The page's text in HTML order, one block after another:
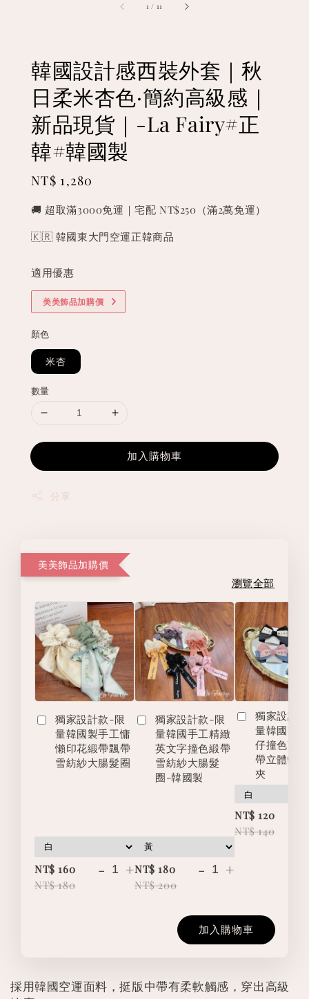
1 / 11
韓國設計感西裝外套｜秋
日柔米杏色·簡約高級感｜
新品現貨｜-La Fairy#正
韓#韓國製
Regular
NT$ 1,280
🚚 超取滿3000免運｜宅配 NT$250（滿2萬免運）
🇰🇷 韓國東大門空運正韓商品
適用優惠
美美飾品加購價
顏色
米杏
數量
加入購物車
分享
美美飾品加購價
瀏覽全部
獨家設計款-限
量韓國製手工慵
懶印花緞帶飄帶
雪紡紗大腸髮圈
NT$ 160
NT$ 180
- +
獨家設計款-限
量韓國手工精緻
英文字撞色緞帶
雪紡紗大腸髮
圈-韓國製
NT$ 180
NT$ 200
- +
獨家設計
量韓國製
仔撞色英
帶立體蝴
夾
NT$ 120
NT$ 140
加入購物車
採用韓國空運面料，挺版中帶有柔軟觸感，穿出高級